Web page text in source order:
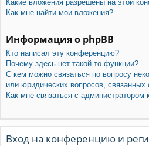
Какие вложения разрешены на этой
Как мне найти мои вложения?
Информация о phpBB
Кто написал эту конференцию?
Почему здесь нет такой-то функции?
С кем можно связаться по вопросу
или юридических вопросов, связанных
Как мне связаться с администратором
Вход на конференцию и